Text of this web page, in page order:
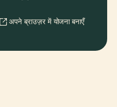
अपने ब्राउज़र में योजना बनाएँ